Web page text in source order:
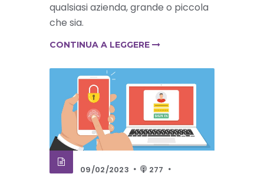
qualsiasi azienda, grande o piccola
che sia.
CONTINUA A LEGGERE
09/02/2023
277